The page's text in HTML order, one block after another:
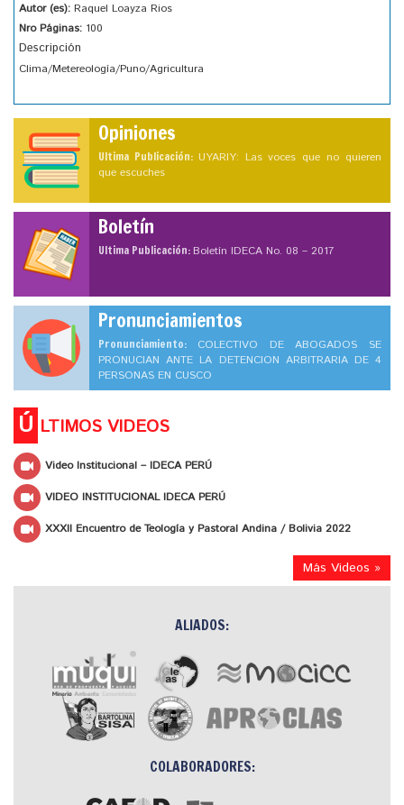
Autor (es): Raquel Loayza Rios
Nro Páginas: 100
Descripción
Clima/Metereología/Puno/Agricultura
Opiniones
Ultima Publicación: UYARIY: Las voces que no quieren
que escuches
Boletín
Ultima Publicación:Boletín IDECA No. 08 – 2017
Pronunciamientos
Pronunciamiento: COLECTIVO DE ABOGADOS SE
PRONUCIAN ANTE LA DETENCION ARBITRARIA DE 4
PERSONAS EN CUSCO
Ú LTIMOS VIDEOS
Video Institucional – IDECA PERÚ
VIDEO INSTITUCIONAL IDECA PERÚ
XXXII Encuentro de Teología y Pastoral Andina / Bolivia 2022
Más Videos »
ALIADOS:
COLABORADORES: